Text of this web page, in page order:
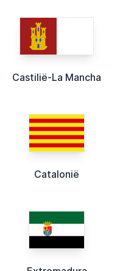
Castilië-La Mancha
Catalonië